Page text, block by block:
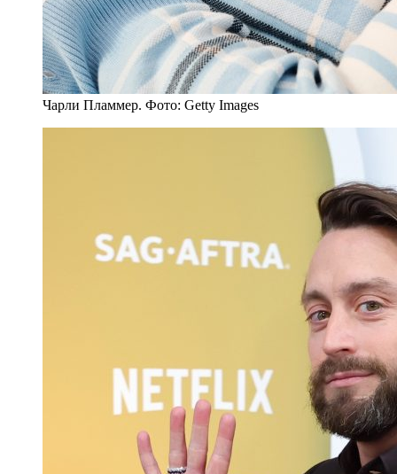
Чарли Пламмер. Фото: Getty Images